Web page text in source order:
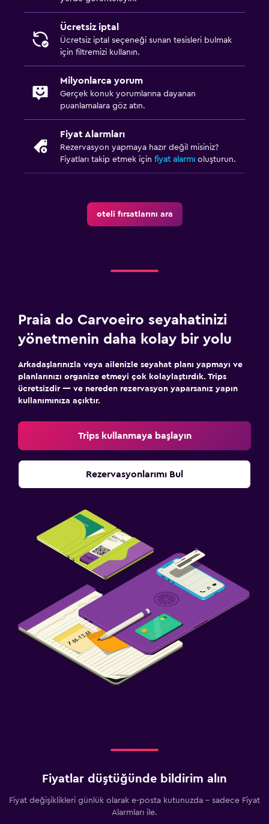
Ücretsiz iptal
Ücretsiz iptal seçeneği sunan tesisleri bulmak
için filtremizi kullanın.
Milyonlarca yorum
Gerçek konuk yorumlarına dayanan
puanlamalara göz atın.
Fiyat Alarmları
Rezervasyon yapmaya hazır değil misiniz?
Fiyatları takip etmek için fiyat alarmı oluşturun.
oteli fırsatlarını ara
Praia do Carvoeiro seyahatinizi
yönetmenin daha kolay bir yolu
Arkadaşlarınızla veya ailenizle seyahat planı yapmayı ve
planlarınızı organize etmeyi çok kolaylaştırdık. Trips
ücretsizdir — ve nereden rezervasyon yaparsanız yapın
kullanımınıza açıktır.
Trips kullanmaya başlayın
Rezervasyonlarımı Bul
Fiyatlar düştüğünde bildirim alın
Fiyat değişiklikleri günlük olarak e-posta kutunuzda - sadece Fiyat
Alarmları ile.